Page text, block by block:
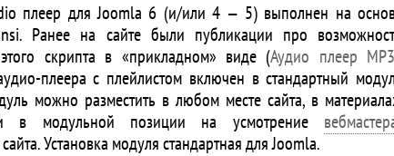
плеер для Joomla 6 (и/или 4 — 5) выполнен на
Ранее на сайте были публикации про
скрипта в «прикладном» виде (Аудио плеер MP3
плеера с плейлистом включен в стандартный
можно разместить в любом месте сайта, в
в модульной позиции на усмотрение
Установка модуля стандартная для Joomla.